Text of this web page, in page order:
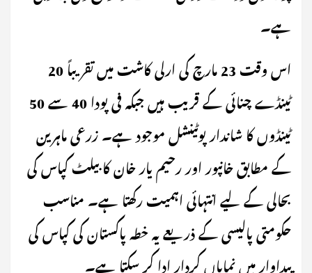
ہے۔
اس وقت 23 مارچ کی ارلی کاشت میں تقریباً 20
ٹینڈے چنائی کے قریب ہیں جبکہ فی پودا 40 سے 50
ٹینڈوں کا شاندار پوٹینشل موجود ہے۔ زرعی ماہرین
کے مطابق خانپور اور رحیم یار خان کا بیلٹ کپاس کی
بحالی کے لیے انتہائی اہمیت رکھتا ہے۔ مناسب
حکومتی پالیسی کے ذریعے یہ خطہ پاکستان کی کپاس کی
پیداوار میں نمایاں کردار ادا کر سکتا ہے۔